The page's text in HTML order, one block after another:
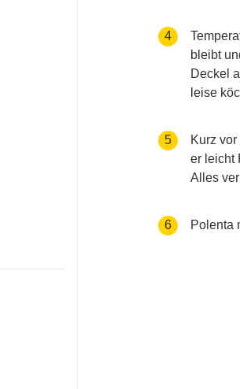
4
bleibt
Deckel
leise
5
Kurz
er leicht
Alles
6 Polenta